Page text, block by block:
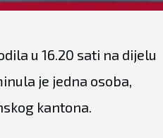
u 16.20 sati na dijelu
je jedna osoba,
kantona.